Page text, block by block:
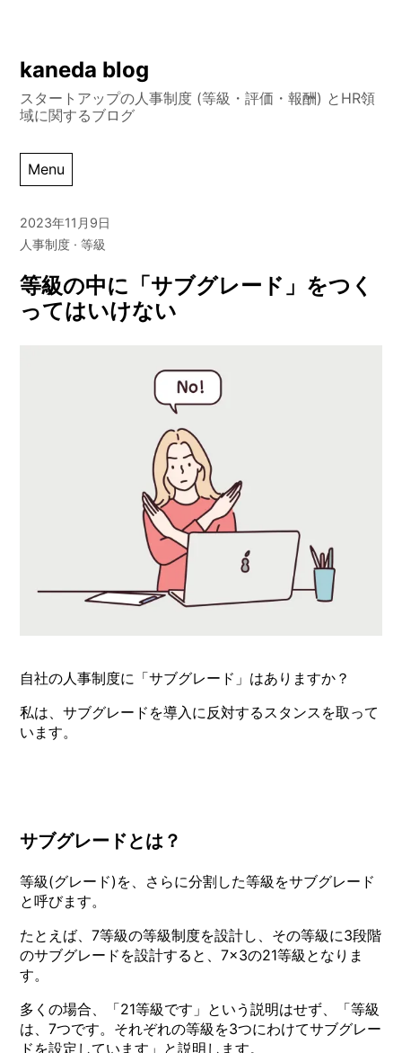
Skip
content
kaneda blog
スタートアップの人事制度 (等級・評価・報酬) とHR領
域に関するブログ
Menu
2023年11月9日
人事制度
等級
等級の中に「サブグレード」をつく
ってはいけない
自社の人事制度に「サブグレード」はありますか？
私は、サブグレードを導入に反対するスタンスを取って
います。
サブグレードとは？
等級(グレード)を、さらに分割した等級をサブグレード
と呼びます。
たとえば、7等級の等級制度を設計し、その等級に3段階
のサブグレードを設計すると、7×3の21等級となりま
す。
多くの場合、「21等級です」という説明はせず、「等級
は、7つです。それぞれの等級を3つにわけてサブグレー
ドを設定しています」と説明します。